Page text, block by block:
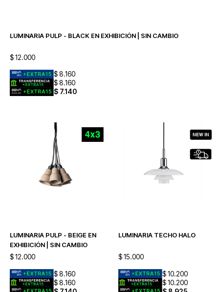
LUMINARIA PULP - BLACK EN EXHIBICIÓN | SIN CAMBIO
$12.000
$8.160
$8.160
$ 7.140
LUMINARIA PULP - BEIGE EN
EXHIBICIÓN | SIN CAMBIO
$12.000
$8.160
$8.160
LUMINARIA TECHO HALO
$ 15.000
$ 10.200
$ 10.200